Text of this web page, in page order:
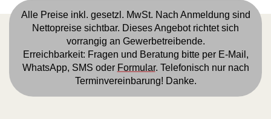
Alle Preise inkl. gesetzl. MwSt. Nach Anmeldung sind
Nettopreise sichtbar. Dieses Angebot richtet sich
vorrangig an Gewerbetreibende.
Erreichbarkeit: Fragen und Beratung bitte per E-Mail ,
WhatsApp, SMS oder Formular. Telefonisch nur nach
Terminvereinbarung! Danke.